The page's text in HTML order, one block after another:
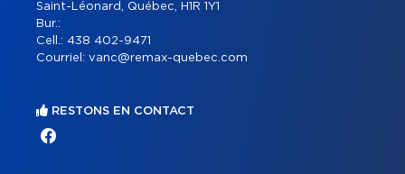
Saint-Léonard, Québec, H1R 1Y1
Bur.:
Cell.: 438 402-9471
Courriel: vanc@remax-quebec.com
RESTONS EN CONTACT